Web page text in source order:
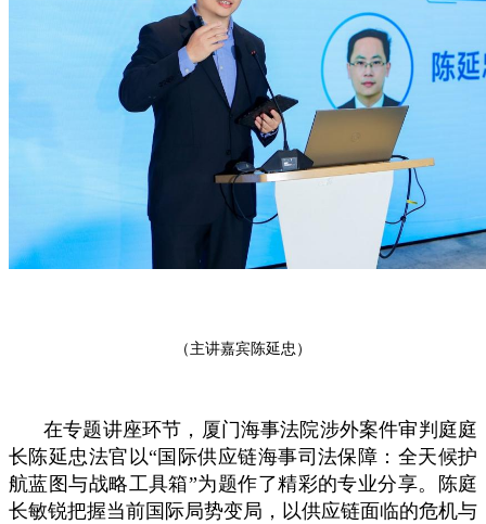
（主讲嘉宾陈延忠）
在专题讲座环节，厦门海事法院涉外案件审判庭庭
长陈延忠法官以“国际供应链海事司法保障：全天候护
航蓝图与战略工具箱”为题作了精彩的专业分享。陈庭
长敏锐把握当前国际局势变局，以供应链面临的危机与